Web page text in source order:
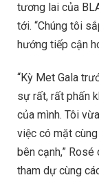
tương lai của
tới. “Chúng tôi
hướng tiếp cận
“Kỳ Met Gala
sự rất, rất phấn
của mình. Tôi
việc có mặt
bên cạnh,”
tham dự cùng